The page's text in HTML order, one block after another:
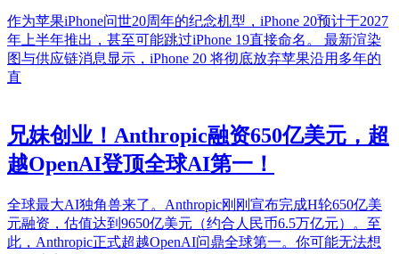
作为苹果iPhone问世20周年的纪念机型，iPhone 20预计于2027
年上半年推出，甚至可能跳过iPhone 19直接命名。 最新渲染
图与供应链消息显示，iPhone 20 将彻底放弃苹果沿用多年的
直
兄妹创业！Anthropic融资650亿美元，超
越OpenAI登顶全球AI第一！
全球最大AI独角兽来了。Anthropic刚刚宣布完成H轮650亿美
元融资，估值达到9650亿美元（约合人民币6.5万亿元）。至
此，Anthropic正式超越OpenAI问鼎全球第一。你可能无法想